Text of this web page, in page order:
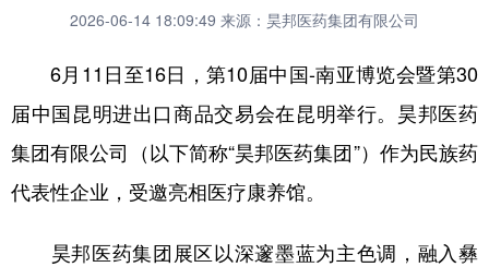
新华社记者看云南 政务 人事
廉政 云南省领导报道集 旅游
教育
州市
社会
图片
经济 服务
云南青年说 趣看文物
2026-06-14 18:09:49 来源：昊邦医药集团有限公司
6月11日至16日，第10届中国-南亚博览会暨第30
届中国昆明进出口商品交易会在昆明举行。昊邦医药
集团有限公司（以下简称“昊邦医药集团”）作为民族药
代表性企业，受邀亮相医疗康养馆。
昊邦医药集团展区以深邃墨蓝为主色调，融入彝